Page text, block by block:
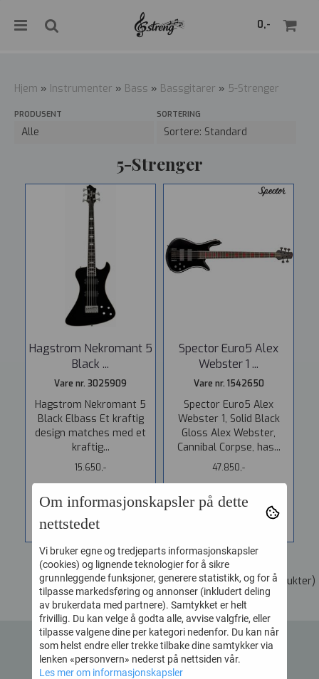
0,-
Hjem » Instrumenter » Bass » Bassgitarer » 5-Strenger
PRODUSENT SORTERING
5-Strenger
Hagstrom Nekromant 5
Black ...
Vare nr. 3025909
Hagstrom Nekromant 5
Black Elbass Et kraftig
design matches med et
kraftig...
15.650,-
KJØP
Spector Euro5 Alex
Webster 1 ...
Vare nr. 1542650
Spector Euro5 Alex
Webster 1, Solid Black
Gloss Alex Webster,
Cannibal Corpse, has...
47.850,-
KJØP
Viser1til2(av 2produkter)
Voss Musikk AS
Om informasjonskapsler på dette
nettstedet
Vi bruker egne og tredjeparts informasjonskapsler
(cookies) og lignende teknologier for å sikre
grunnleggende funksjoner, generere statistikk, og for å
tilpasse markedsføring og annonser (inkludert deling
av brukerdata med partnere). Samtykket er helt
frivillig. Du kan velge å godta alle, avvise valgfrie, eller
tilpasse valgene dine per kategori nedenfor. Du kan når
som helst endre eller trekke tilbake dine samtykker via
lenken «personvern» nederst på nettsiden vår.
Les mer om informasjonskapsler